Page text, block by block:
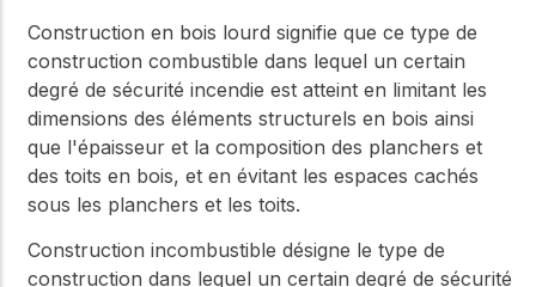
Construction en bois lourd signifie que ce type de
construction combustible dans lequel un certain
degré de sécurité incendie est atteint en limitant les
dimensions des éléments structurels en bois ainsi
que l'épaisseur et la composition des planchers et
des toits en bois, et en évitant les espaces cachés
sous les planchers et les toits.
Construction incombustible désigne le type de
construction dans lequel un certain degré de sécurité